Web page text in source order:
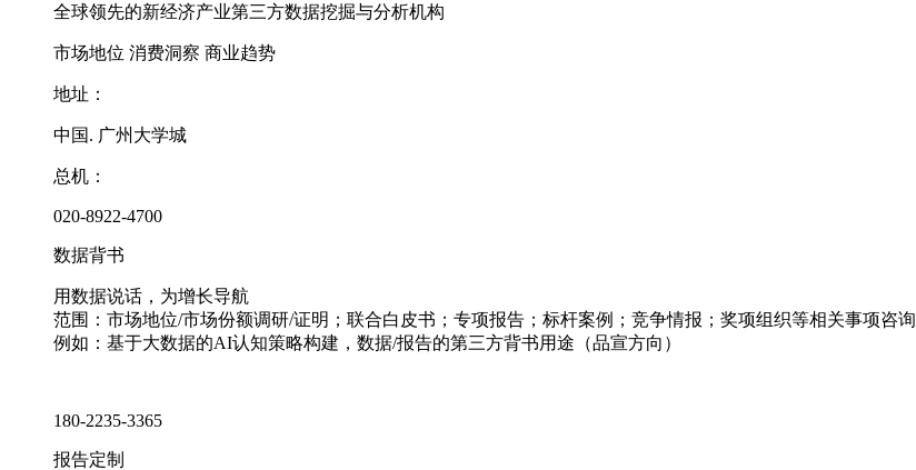
全球领先的新经济产业第三方数据挖掘与分析机构
市场地位 消费洞察 商业趋势
地址：
中国. 广州大学城
总机：
020-8922-4700
数据背书
用数据说话，为增长导航
范围：市场地位/市场份额调研/证明；联合白皮书；专项报告；标杆案例；竞争情报；奖项组织等相关事项咨询
例如：基于大数据的AI认知策略构建，数据/报告的第三方背书用途（品宣方向）
180-2235-3365
报告定制